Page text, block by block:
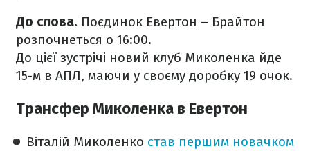
До слова. Поєдинок Евертон – Брайтон
розпочнеться о 16:00.
До цієї зустрічі новий клуб Миколенка йде
15-м в АПЛ, маючи у своєму доробку 19 очок.
Трансфер Миколенка в Евертон
Віталій Миколенко став першим новачком